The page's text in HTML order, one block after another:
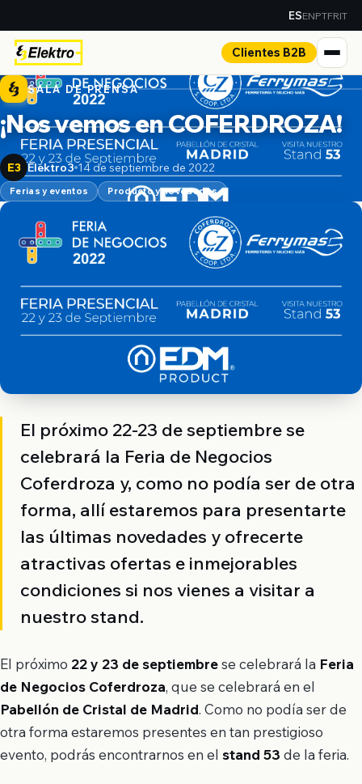
ESENPTFRIT
Clientes B2B
SALA DE PRENSA
¡Nos vemos en COFERDROZA!
E3 Elektro3 14 de septiembre de 2022
Ferias y eventos Producto y novedades
El próximo 22-23 de septiembre se
celebrará la Feria de Negocios
Coferdroza y, como no podía ser de otra
forma, allí estaremos para presentarte
las últimas novedades y ofrecerte
atractivas ofertas e inmejorables
condiciones si nos vienes a visitar a
nuestro stand.
El próximo 22 y 23 de septiembrese celebrará la Feria
de Negocios Coferdroza, que se celebrará en el
Pabellón de Cristal de Madrid. Como no podía ser de
otra forma estaremos presentes en tan prestigioso
evento, podrás encontrarnos en el stand 53 de la feria.